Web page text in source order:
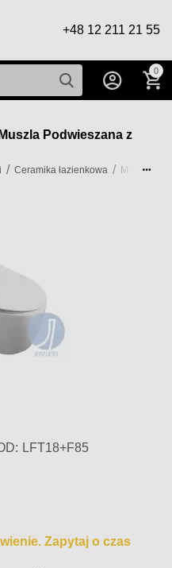
+48 12 211 21 55
0
Podwieszana z
/ Ceramika łazienkowa / Miski WC
LFT18+F85
Zapytaj o czas